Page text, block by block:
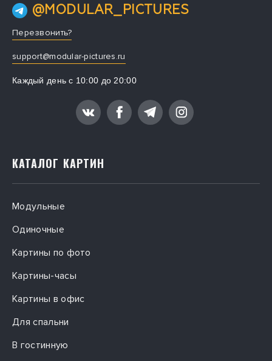
печати, так как мы используем полимеризацию под ультрафиолетом. Также
практично оформлять стеклом фартук над рабочей зоной, защищая
КАТАЛОГ КАРТИН
Модульные
Одиночные
Картины по фото
Картины-часы
Картины в офис
Для спальни
В гостинную
@MODULAR_PICTURES
Перезвонить?
support@modular-pictures.ru
Каждый день с 10:00 до 20:00